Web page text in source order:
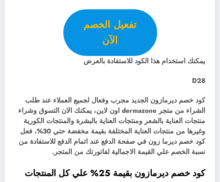
تفعيل الخصم
الآن
يمكنك استخدام هذا الكود للاستفادة بالعرض
D28
كود خصم ديرمازون الجديد مجرب وفعال لجميع العملاء عند طلب
الشراء من متجر dermazone اون لاين، يمكنك الان التسوق وشراء
منتجات العناية بالشعر ومنتجات العناية بالبشرة والمنتجات الكورية
وغيرها من منتجات العناية المختلفة بقيمة مخفضة حتي 30%، فعل
كود خصم ديرما زون في صفحة الدفع عند اتمام الدفع للاستفادة من
نسبة الخصم علي القيمة الاجمالية لفاتورتك من المتجر.
كود خصم ديرمازون بقيمة 25% علي كل المنتجات